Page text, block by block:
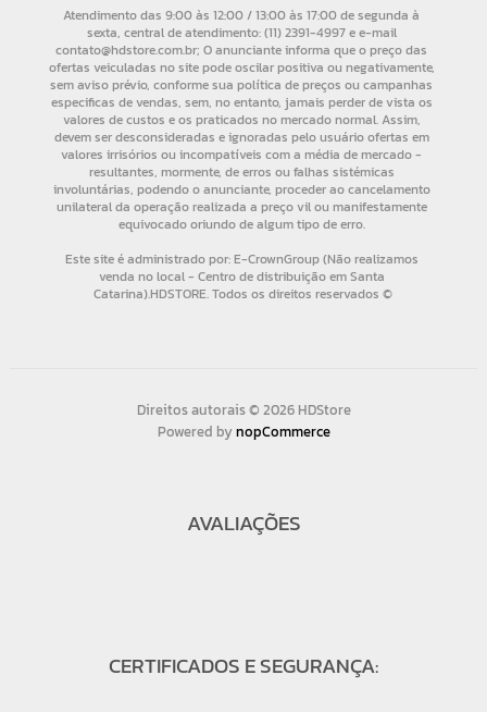
Direitos autorais © 2026 HDStore
Powered bynopCommerce
AVALIAÇÕES
CERTIFICADOS E SEGURANÇA: